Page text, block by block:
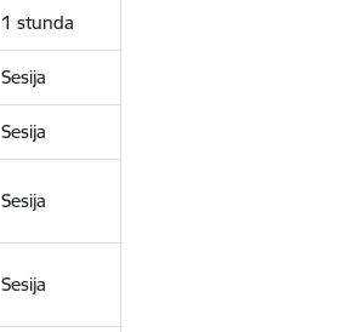
1 stunda
Sesija
Sesija
Sesija
Sesija